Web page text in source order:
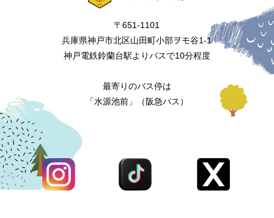
〒651-1101
兵庫県神戸市北区山田町小部ヲモ谷1-1
神戸電鉄鈴蘭台駅よりバスで10分程度
最寄りのバス停は
「水源池前」（阪急バス）